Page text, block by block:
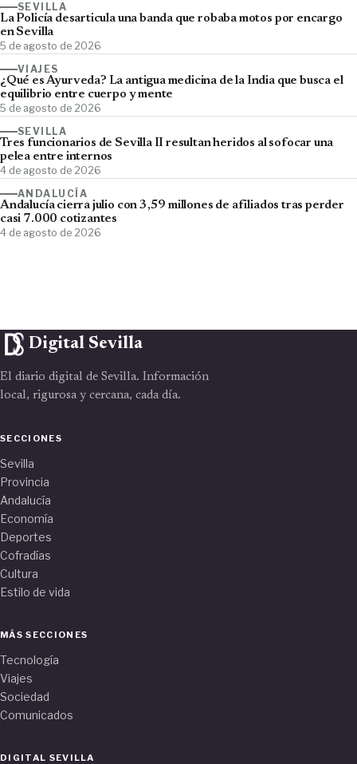
SEVILLA
La Policía desarticula una banda que robaba motos por encargo
en Sevilla
5 de agosto de 2026
VIAJES
¿Qué es Ayurveda? La antigua medicina de la India que busca el
equilibrio entre cuerpo y mente
5 de agosto de 2026
SEVILLA
Tres funcionarios de Sevilla II resultan heridos al sofocar una
pelea entre internos
4 de agosto de 2026
ANDALUCÍA
Andalucía cierra julio con 3,59 millones de afiliados tras perder
casi 7.000 cotizantes
4 de agosto de 2026
Digital Sevilla
El diario digital de Sevilla. Información
local, rigurosa y cercana, cada día.
SECCIONES
Sevilla
Provincia
Andalucía
Economía
Deportes
Cofradías
Cultura
Estilo de vida
MÁS SECCIONES
Tecnología
Viajes
Sociedad
Comunicados
DIGITAL SEVILLA